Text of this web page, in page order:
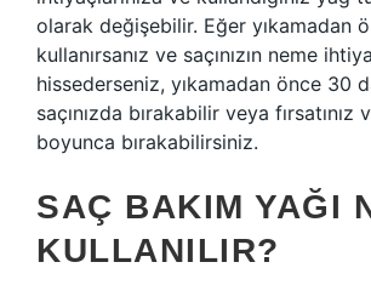
olarak değişebilir. Eğer yıkamadan
kullanırsanız ve saçınızın neme
hissederseniz, yıkamadan önce 30
saçınızda bırakabilir veya fırsatınız
boyunca bırakabilirsiniz.
SAÇ BAKIM YAĞI
KULLANILIR?